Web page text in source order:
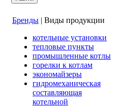
Бренды | Виды продукции
котельные установки
тепловые пункты
промышленные котлы
горелки к котлам
экономайзеры
гидромеханическая
составляющая
котельной